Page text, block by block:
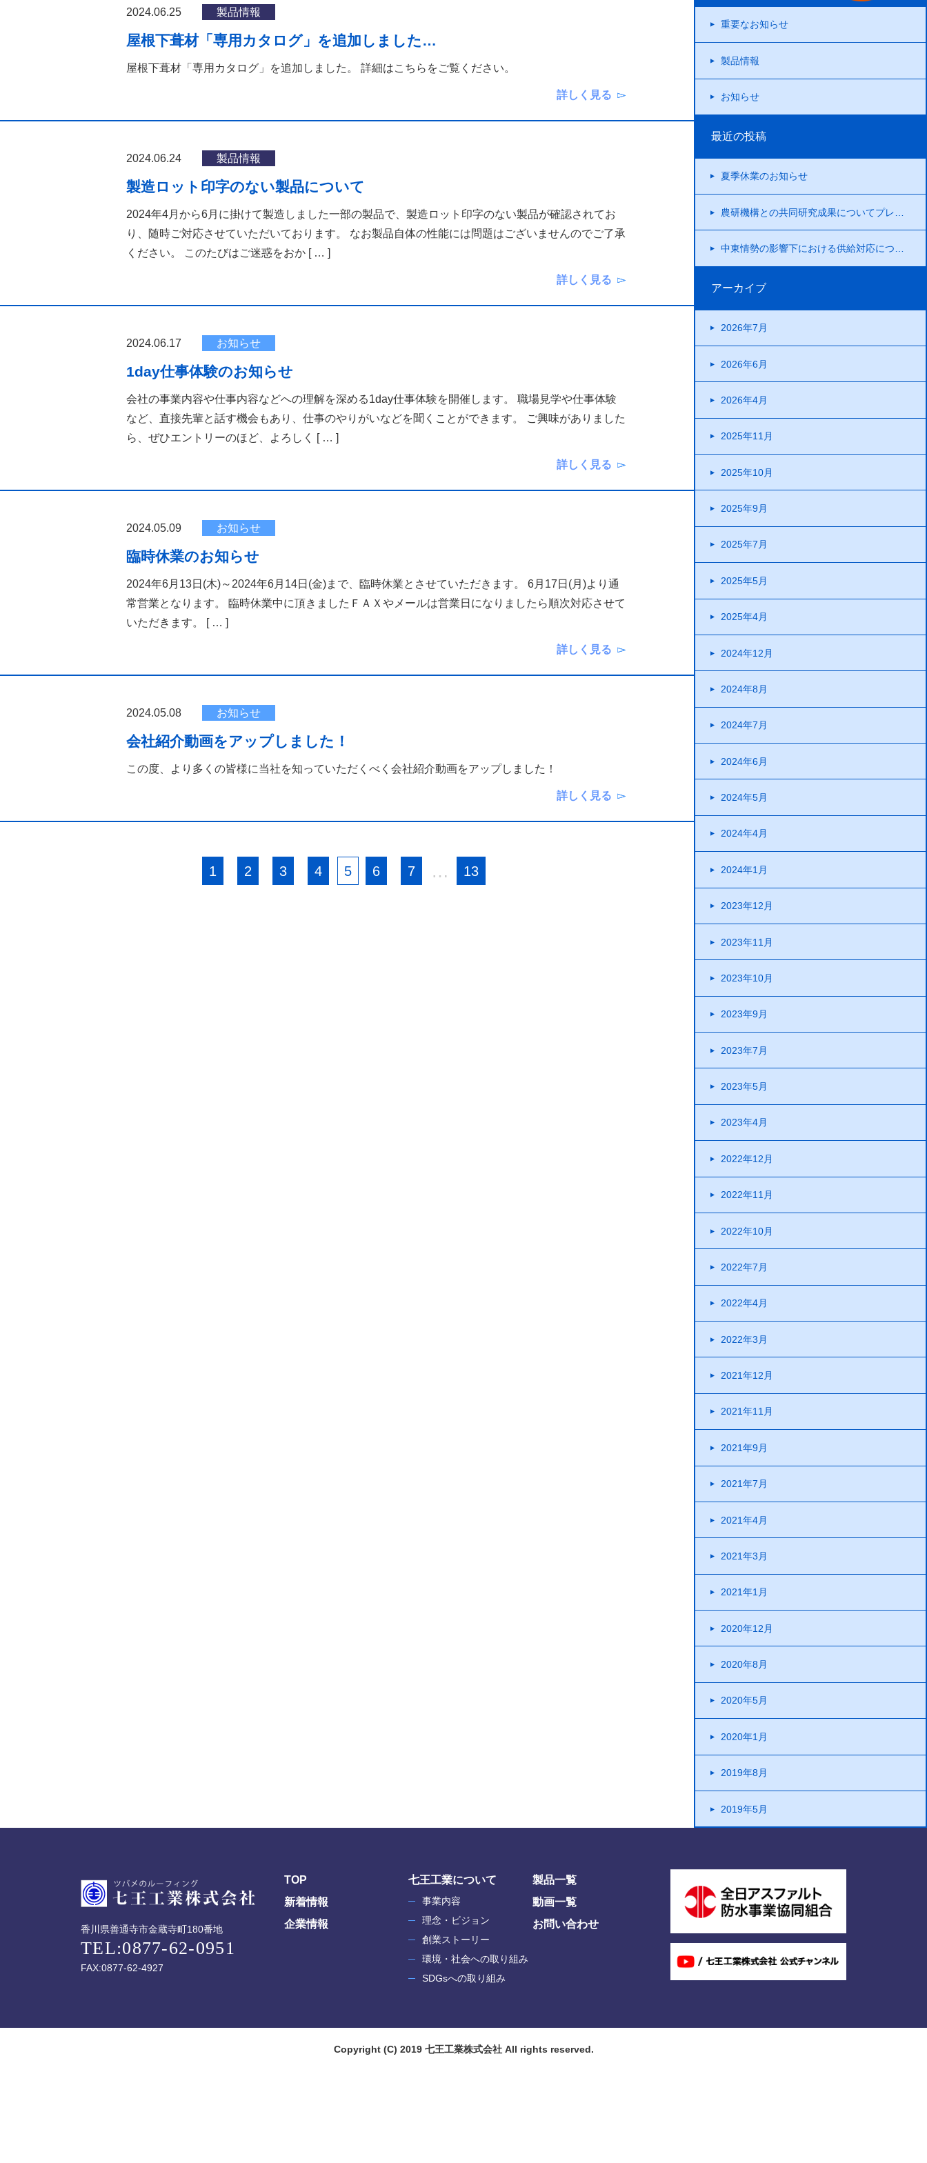
2024.06.25 製品情報
屋根下葺材「専用カタログ」を追加しました…
屋根下葺材「専用カタログ」を追加しました。 詳細はこちらをご覧ください。
詳しく見る
2024.06.24 製品情報
製造ロット印字のない製品について
2024年4月から6月に掛けて製造しました一部の製品で、製造ロット印字のない製品が確認されてお
り、随時ご対応させていただいております。 なお製品自体の性能には問題はございませんのでご了承
ください。 このたびはご迷惑をおか [ … ]
詳しく見る
2024.06.17 お知らせ
1day仕事体験のお知らせ
会社の事業内容や仕事内容などへの理解を深める1day仕事体験を開催します。 職場見学や仕事体験
など、直接先輩と話す機会もあり、仕事のやりがいなどを聞くことができます。 ご興味がありました
ら、ぜひエントリーのほど、よろしく
[ … ]
詳しく見る
2024.05.09 お知らせ
臨時休業のお知らせ
2024年6月13日(木)～2024年6月14日(金)まで、臨時休業とさせていただきます。 6月17日(月)より通
常営業となります。 臨時休業中に頂きましたＦＡＸやメールは営業日になりましたら順次対応させて
いただきます。
[ … ]
詳しく見る
2024.05.08 お知らせ
会社紹介動画をアップしました！
この度、より多くの皆様に当社を知っていただくべく会社紹介動画をアップしました！
詳しく見る
1 2 3 4 5 6 7 … 13
重要なお知らせ
製品情報
お知らせ
最近の投稿
夏季休業のお知らせ
農研機構との共同研究成果についてプレスリリースを行いました！
中東情勢の影響下における供給対応について
アーカイブ
2026年7月
2026年6月
2026年4月
2025年11月
2025年10月
2025年9月
2025年7月
2025年5月
2025年4月
2024年12月
2024年8月
2024年7月
2024年6月
2024年5月
2024年4月
2024年1月
2023年12月
2023年11月
2023年10月
2023年9月
2023年7月
2023年5月
2023年4月
2022年12月
2022年11月
2022年10月
2022年7月
2022年4月
2022年3月
2021年12月
2021年11月
2021年9月
2021年7月
2021年4月
2021年3月
2021年1月
2020年12月
2020年8月
2020年5月
2020年1月
2019年8月
2019年5月
TOP
新着情報
企業情報
七王工業について
事業内容
理念・ビジョン
創業ストーリー
環境・社会への取り組み
SDGsへの取り組み
製品一覧
動画一覧
お問い合わせ
香川県善通寺市金蔵寺町180番地
TEL:0877-62-0951
FAX:0877-62-4927
Copyright (C) 2019 七王工業株式会社All rights reserved.